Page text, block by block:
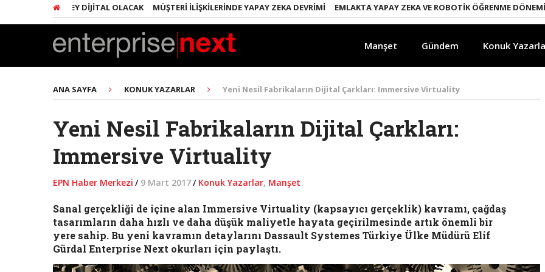
HER ŞEY DIJITAL OLACAK MÜŞTERI İLIŞKILERINDE YAPAY ZEKA DEVRIMI EMLAKTA YAPAY ZEKA VE ROBOTIK ÖĞRENME DÖNEMI
Manşet Gündem Konuk
ANA SAYFA KONUK YAZARLAR Yeni Nesil Fabrikaların Dijital Çarkları: Immersive Virtuality
Yeni Nesil Fabrikaların Dijital Çarkları:
Immersive Virtuality
EPN Haber Merkezi / 9 Mart 2017/ Konuk Yazarlar, Manşet
Sanal gerçekliği de içine alan Immersive Virtuality (kapsayıcı gerçeklik) kavramı, çağdaş
tasarımların daha hızlı ve daha düşük maliyetle hayata geçirilmesinde artık önemli bir
yere sahip. Bu yeni kavramın detaylarını Dassault Systemes Türkiye Ülke Müdürü Elif
Gürdal Enterprise Next okurları için paylaştı.